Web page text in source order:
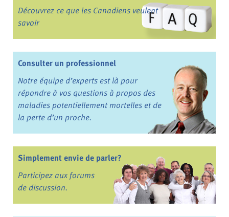
Découvrez ce que les Canadiens veulent
savoir
Consulter un professionnel
Notre équipe d’experts est là pour
répondre à vos questions à propos des
maladies potentiellement mortelles et de
la perte d’un proche.
Simplement envie de parler?
Participez aux forums
de discussion.